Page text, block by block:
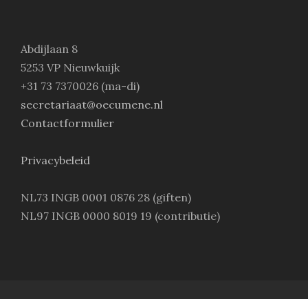
Abdijlaan 8
5253 VP Nieuwkuijk
+31 73 7370026 (ma-di)
secretariaat@oecumene.nl
Contactformulier
Privacybeleid
NL73 INGB 0001 0876 28 (giften)
NL97 INGB 0000 8019 19 (contributie)